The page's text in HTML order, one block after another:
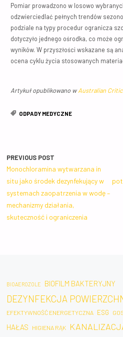
Pomiar prowadzono w losowo
odzwierciedlać pełnych trendów
podziale na typy procedur ogranicza
dotyczyło jednego ośrodka, co może
wyników. W przyszłości wskazane są
ocena cyklu życia stosowanych
Artykuł opublikowano wAustralian
ODPADY MEDYCZNE
PREVIOUS POST
Monochloramina wytwarzana in
situ jako środek dezynfekujący w
systemach zaopatrzenia w wodę –
mechanizmy działania,
skuteczność i ograniczenia
BIOAEROZOLE BIOFILM BAKTERYJNY
DEZYNFEKCJA
EFEKTYWNOŚĆ ENERGETYCZNA ESG
HAŁAS HIGIENA RĄK